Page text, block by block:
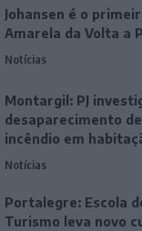
Johansen é o
Amarela da Volta a
Notícias
Montargil: PJ
desaparecimento
incêndio em
Notícias
Portalegre: Escola
Turismo leva novo